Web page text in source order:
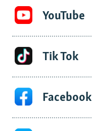
YouTube
Tik Tok
Facebook